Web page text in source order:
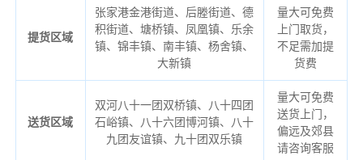
提货区域
张家港金港街道、后塍街道、德
积街道、塘桥镇、凤凰镇、乐余
镇、锦丰镇、南丰镇、杨舍镇、
大新镇
量大可免费
上门取货，
不足需加提
货费
送货区域
双河八十一团双桥镇、八十四团
石峪镇、八十六团博河镇、八十
九团友谊镇、九十团双乐镇
量大可免费
送货上门，
偏远及郊县
请咨询客服